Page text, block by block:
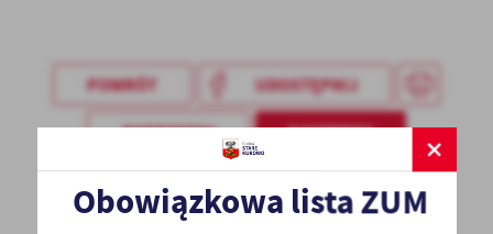
POWRÓT UDOSTĘPNIJ
POPRZEDNI NASTĘPNY
Spodobała Ci się informacja? Zostaw nam swoją opinię
Obowiązkowa lista ZUM